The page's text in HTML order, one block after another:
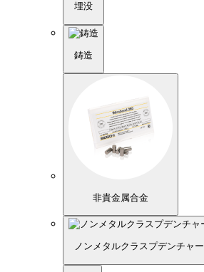
埋没
鋳造
非貴金属合金
ノンメタルクラスプデンチャー